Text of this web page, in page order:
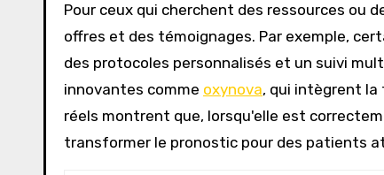
Pour ceux qui cherchent des ressources ou
offres et des témoignages. Par exemple,
des protocoles personnalisés et un suivi
innovantes comme oxynova, qui intègrent la
réels montrent que, lorsqu'elle est
transformer le pronostic pour des patients